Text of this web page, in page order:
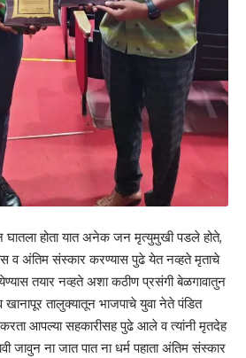
घातला होता यात अनेक जन मृत्युमुखी पडले होते,
व अंतिम संस्कार करण्यास पुढे येत नव्हते मृताचे
तयार नव्हते अशा कठीण प्रसंगी बेळगावातुन
तालुक्यातून भाजपाचे युवा नेते पंडित
आपल्या सहकारीसह पुढे आले व त्यांनी मृतदेह
जावुन ना जात पात ना धर्म पहाता अंतिम संस्कार